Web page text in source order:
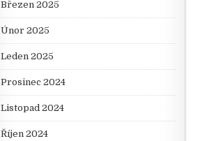
Březen 2025
Únor 2025
Leden 2025
Prosinec 2024
Listopad 2024
Říjen 2024